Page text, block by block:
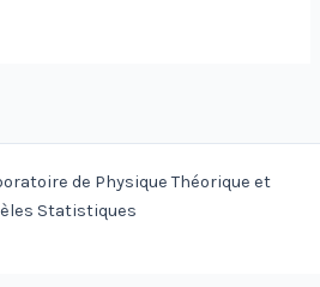
de Physique Théorique et
Statistiques